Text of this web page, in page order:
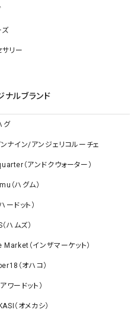
ズ
サリー
ナルブランド
グ
ンナイン/アンジェリコルーチェ
（アンドクウォーター）
（ハグム）
ードット）
ハムズ）
（インザマーケット）
（オハコ）
ワードット）
（オメカシ）